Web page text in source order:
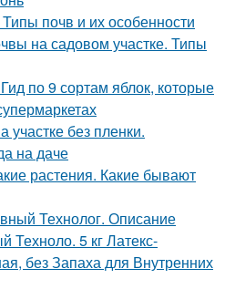
почв и их особенности
на садовом участке. Типы
по 9 сортам яблок, которые
участке без пленки.
на даче
растения. Какие бывают
Технолог. Описание
Техноло. 5 кг Латекс-
без Запаха для Внутренних